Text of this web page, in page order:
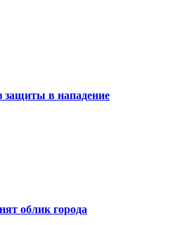
защиты в нападение
облик города